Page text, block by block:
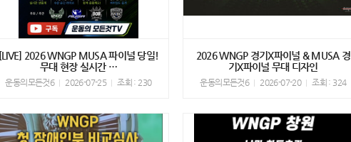
[LIVE] 2026 WNGP MUSA 파이널 당일!
무대 현장 실시간 …
운동의모든것6 2026-07-25 조회 : 230
2026 WNGP 경기X파이널 & MUSA 경
기X파이널 무대 디자인
운동의모든것6 2026-07-20 조회 : 324